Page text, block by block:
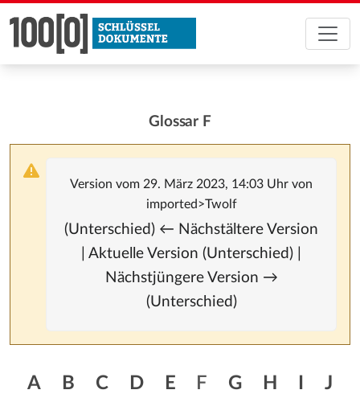
Glossar F
Version vom 29. März 2023, 14:03 Uhr von
imported>Twolf
(Unterschied) ← Nächstältere Version
| Aktuelle Version (Unterschied) |
Nächstjüngere Version →
(Unterschied)
A B C D E F G H
J